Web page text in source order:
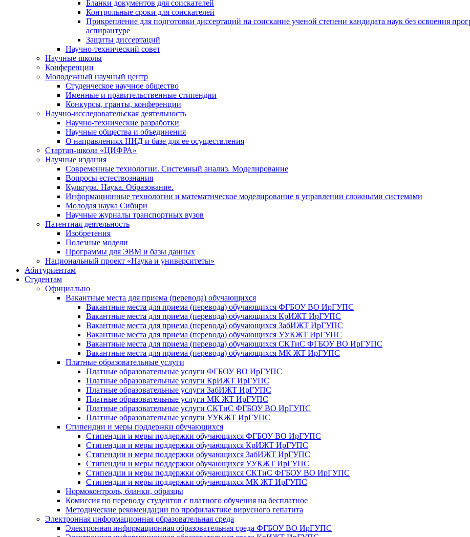
Бланки документов для соискателей
Контрольные сроки для соискателей
Прикрепление для подготовки диссертаций на соискание ученой степени кандидата наук без освоения
аспирантуре
Защиты диссертаций
Научно-технический совет
Научные школы
Конференции
Молодежный научный центр
Студенческое научное общество
Именные и правительственные стипендии
Конкурсы, гранты, конференции
Научно-исследовательская деятельность
Научно-технические разработки
Научные общества и объединения
О направлениях НИД и базе для ее осуществления
Стартап-школа «ЦИФРА»
Научные издания
Современные технологии. Системный анализ. Моделирование
Вопросы естествознания
Культура. Наука. Образование.
Информационные технологии и математическое моделирование в управлении сложными системами
Молодая наука Сибири
Научные журналы транспортных вузов
Патентная деятельность
Изобретения
Полезные модели
Программы для ЭВМ и базы данных
Национальный проект «Наука и университеты»
Абитуриентам
Студентам
Официально
Вакантные места для приема (перевода) обучающихся
Вакантные места для приема (перевода) обучающихся ФГБОУ ВО ИрГУПС
Вакантные места для приема (перевода) обучающихся КрИЖТ ИрГУПС
Вакантные места для приема (перевода) обучающихся ЗабИЖТ ИрГУПС
Вакантные места для приема (перевода) обучающихся УУКЖТ ИрГУПС
Вакантные места для приема (перевода) обучающихся СКТиС ФГБОУ ВО ИрГУПС
Вакантные места для приема (перевода) обучающихся МК ЖТ ИрГУПС
Платные образовательные услуги
Платные образовательные услуги ФГБОУ ВО ИрГУПС
Платные образовательные услуги КрИЖТ ИрГУПС
Платные образовательные услуги ЗабИЖТ ИрГУПС
Платные образовательные услуги МК ЖТ ИрГУПС
Платные образовательные услуги СКТиС ФГБОУ ВО ИрГУПС
Платные образовательные услуги УУКЖТ ИрГУПС
Стипендии и меры поддержки обучающихся
Стипендии и меры поддержки обучающихся ФГБОУ ВО ИрГУПС
Стипендии и меры поддержки обучающихся КрИЖТ ИрГУПС
Стипендии и меры поддержки обучающихся ЗабИЖТ ИрГУПС
Стипендии и меры поддержки обучающихся УУКЖТ ИрГУПС
Стипендии и меры поддержки обучающихся СКТиС ФГБОУ ВО ИрГУПС
Стипендии и меры поддержки обучающихся МК ЖТ ИрГУПС
Нормоконтроль, бланки, образцы
Комиссия по переводу студентов с платного обучения на бесплатное
Методические рекомендации по профилактике вирусного гепатита
Электронная информационная образовательная среда
Электронная информационная образовательная среда ФГБОУ ВО ИрГУПС